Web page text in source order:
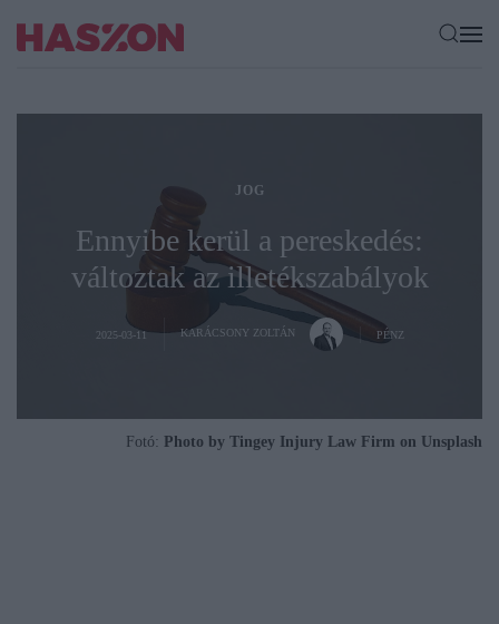
JOG
Ennyibe kerül a pereskedés:
változtak az illetékszabályok
2025-03-11 KARÁCSONY ZOLTÁN PÉNZ
Fotó: Photo by Tingey Injury Law Firm on Unsplash